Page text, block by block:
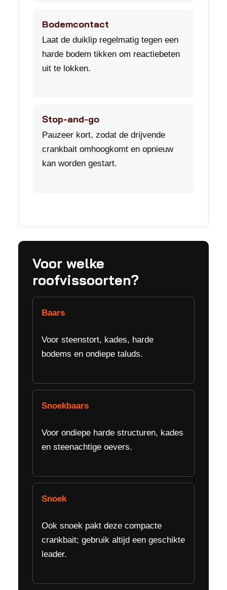
Bodemcontact
Laat de duiklip regelmatig tegen een
harde bodem tikken om reactiebeten
uit te lokken.
Stop-and-go
Pauzeer kort, zodat de drijvende
crankbait omhoogkomt en opnieuw
kan worden gestart.
Voor welke
roofvissoorten?
Baars
Voor steenstort, kades, harde
bodems en ondiepe taluds.
Snoekbaars
Voor ondiepe harde structuren, kades
en steenachtige oevers.
Snoek
Ook snoek pakt deze compacte
crankbait; gebruik altijd een geschikte
leader.